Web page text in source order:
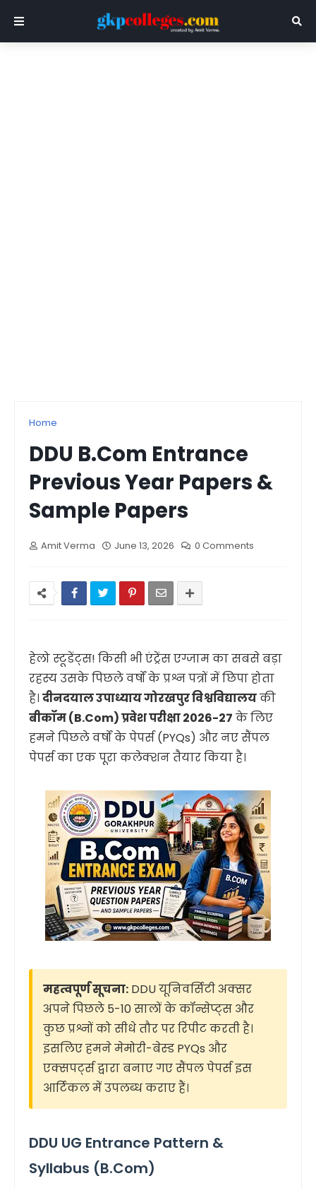
Home
DDU B.Com Entrance
Previous Year Papers &
Sample Papers
Amit Verma June 13, 2026 0 Comments
हेलो स्टूडेंट्स! किसी भी एंट्रेंस एग्जाम का सबसे बड़ा
रहस्य उसके पिछले वर्षों के प्रश्न पत्रों में छिपा होता
है। दीनदयाल उपाध्याय गोरखपुर विश्वविद्यालयकी
बीकॉम (B.Com) प्रवेश परीक्षा 2026-27 के लिए
हमने पिछले वर्षों के पेपर्स (PYQs) और नए सैंपल
पेपर्स का एक पूरा कलेक्शन तैयार किया है।
महत्वपूर्ण सूचना: DDU यूनिवर्सिटी अक्सर
अपने पिछले 5-10 सालों के कॉन्सेप्ट्स और
कुछ प्रश्नों को सीधे तौर पर रिपीट करती है।
इसलिए हमने मेमोरी-बेस्ड PYQs और
एक्सपर्ट्स द्वारा बनाए गए सैंपल पेपर्स इस
आर्टिकल में उपलब्ध कराए हैं।
DDU UG Entrance Pattern &
Syllabus (B.Com)